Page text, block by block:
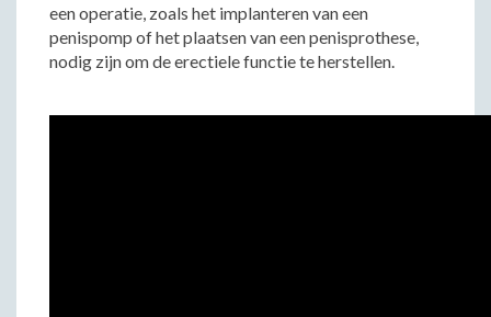
een operatie, zoals het implanteren van een
penispomp of het plaatsen van een penisprothese,
nodig zijn om de erectiele functie te herstellen.